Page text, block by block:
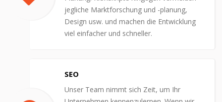
jegliche Marktforschung und -planung,
Design usw. und machen die Entwicklung
viel einfacher und schneller.
SEO
Unser Team nimmt sich Zeit, um Ihr